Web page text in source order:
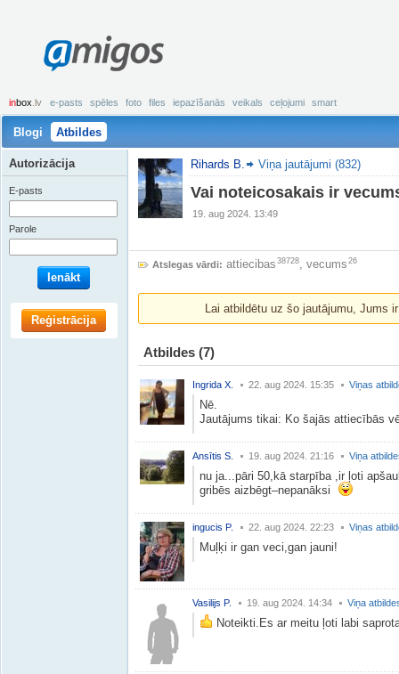
amigos
inbox .lv e-pasts spēles foto files iepazīšanās veikals ceļojumi smart
Blogi Atbildes
Rihards B. Viņa jautājumi (832)
Vai noteicosakais ir
19. aug 2024. 13:49
Atslegas vārdi: attiecibas 38728, vecums 26
Lai atbildētu uz šo jautājumu, Jums
Atbildes (7)
Ingrida X. 22. aug 2024. 15:35 Viņas
Nē.
Jautājums tikai: Ko šajās attiecībās
Ansītis S. 19. aug 2024. 21:16 Viņa
nu ja...pāri 50,kā starpība ,ir ļoti
gribēs aizbēgt–nepanāksi
ingucis P. 22. aug 2024. 22:23 Viņas
Muļķi ir gan veci,gan jauni!
Vasilijs P. 19. aug 2024. 14:34 Viņa
Noteikti.Es ar meitu ļoti labi
Autorizācija
E-pasts
Parole
Ienākt
Reģistrācija